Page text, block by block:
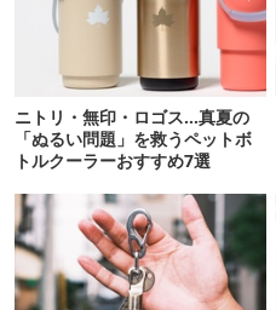
ニトリ・無印・ロゴス…真夏の
「ぬるい問題」を救うペットボ
トルクーラーおすすめ7選